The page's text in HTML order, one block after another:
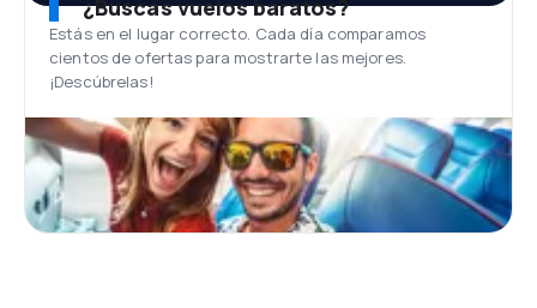
¿Buscas vuelos baratos?
Estás en el lugar correcto. Cada día comparamos
cientos de ofertas para mostrarte las mejores.
¡Descúbrelas!